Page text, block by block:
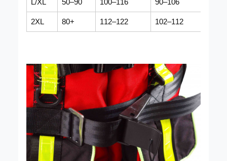
2XL 80+ 112–122 102–112